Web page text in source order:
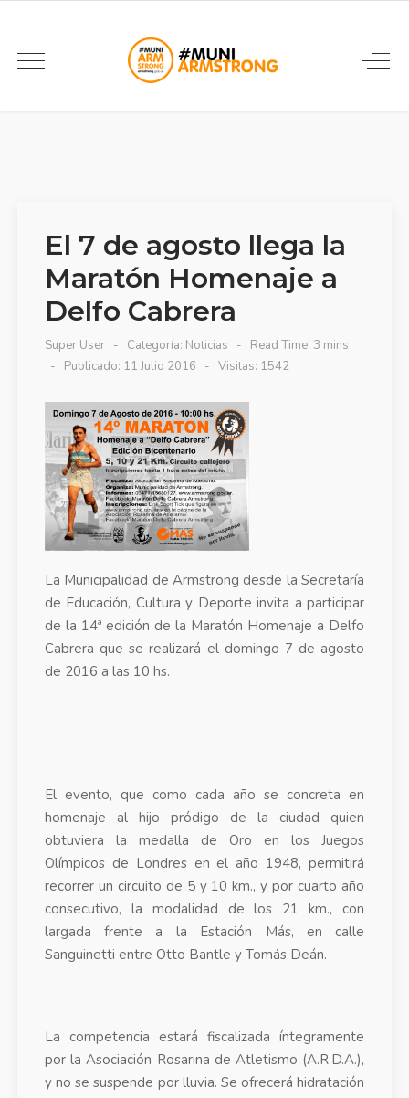
El 7 de agosto llega la
Maratón Homenaje a
Delfo Cabrera
Super User Categoría: Noticias
Read Time: 3 mins
Publicado: 11 Julio 2016
Visitas: 1542
La Municipalidad de Armstrong desde la Secretaría
de Educación, Cultura y Deporte invita a participar
de la 14ª edición de la Maratón Homenaje a Delfo
Cabrera que se realizará el domingo 7 de agosto
de 2016 a las 10 hs.
El evento, que como cada año se concreta en
homenaje al hijo pródigo de la ciudad quien
obtuviera la medalla de Oro en los Juegos
Olímpicos de Londres en el año 1948, permitirá
recorrer un circuito de 5 y 10 km., y por cuarto año
consecutivo, la modalidad de los 21 km., con
largada frente a la Estación Más, en calle
Sanguinetti entre Otto Bantle y Tomás Deán.
La competencia estará fiscalizada íntegramente
por la Asociación Rosarina de Atletismo (A.R.D.A.),
y no se suspende por lluvia. Se ofrecerá hidratación